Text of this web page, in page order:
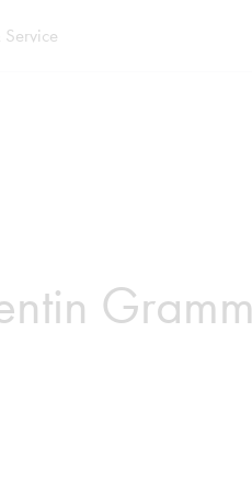
Service
Gramm